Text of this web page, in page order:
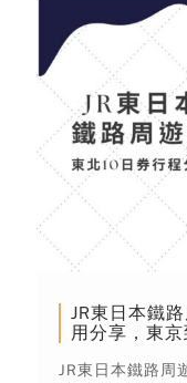
瞬凝砂能快速結
盆，在維持貓砂
JR東日本鐵
用分享，東京
JR東日本鐵路周